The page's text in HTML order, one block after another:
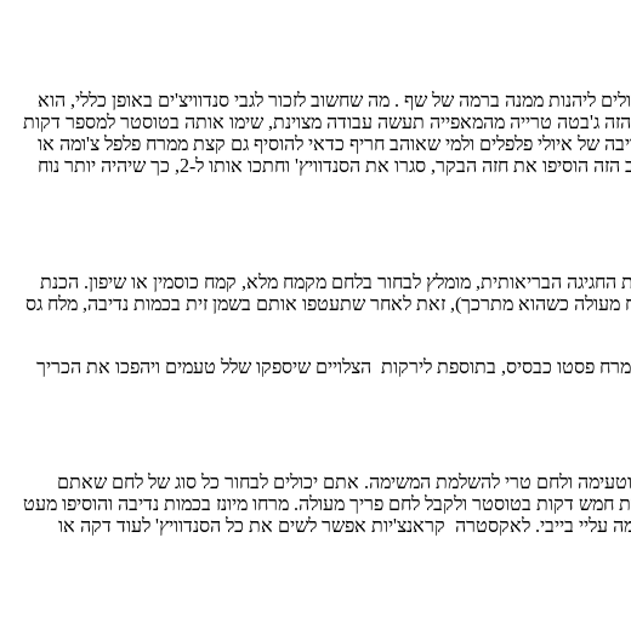
ליהנות ממנה ברמה של שף . מה שחשוב לזכור לגבי סנדוויצ'ים באופן כללי, הוא
הזה ג'בטה טרייה מהמאפייה תעשה עבודה מצוינת, שימו אותה בטוסטר למספר דקות
של איולי פלפלים ולמי שאוהב חריף כדאי להוסיף גם קצת ממרח פלפל צ'ומה או
אריסה פיקנטית. מומלץ להוסיף פרוסת חסה טרייה וכמה פלחי עגבנייה דקים, ומי שאוהב יכול בהחלט להוסיף גם מעט בצל ירוק. על כל הטוב הזה הוסיפו את חזה הבקר, סגרו את הסנדוויץ' וחתכו אותו ל-2, כך שיהיה יותר נוח
החגיגה הבריאותית, מומלץ לבחור בלחם מקמח מלא, קמח כוסמין או שיפון. הכנת
מעולה כשהוא מתרכך), זאת לאחר שתעטפו אותם בשמן זית בכמות נדיבה, מלח גס
פסטו כבסיס, בתוספת לירקות הצלויים שיספקו שלל טעמים ויהפכו את הכריך
ולחם טרי להשלמת המשימה. אתם יכולים לבחור כל סוג של לחם שאתם
דקות בטוסטר ולקבל לחם פריך מעולה. מרחו מיונז בכמות נדיבה והוסיפו מעט
שרצוי להוסיף גם שני עלי חסה או כמה עליי בייבי. לאקסטרה קראנצ'יות אפשר לשים את כל הסנדוויץ' לעוד דקה או